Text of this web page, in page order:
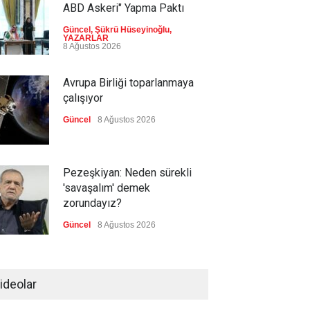
ABD Askeri" Yapma Paktı
Güncel , Şükrü Hüseyinoğlu,
YAZARLAR
8 Ağustos 2026
Avrupa Birliği toparlanmaya
çalışıyor
Güncel 8 Ağustos 2026
Pezeşkiyan: Neden sürekli
'savaşalım' demek
zorundayız?
Güncel 8 Ağustos 2026